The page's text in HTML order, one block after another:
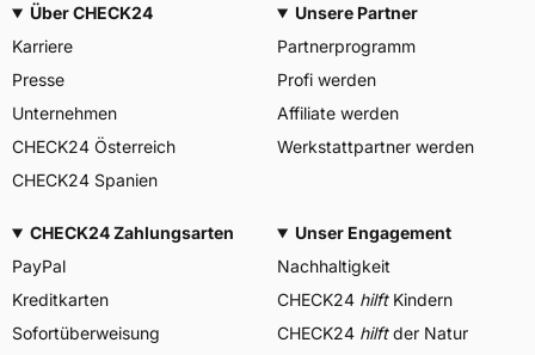
Über CHECK24
Karriere
Presse
Unternehmen
CHECK24 Österreich
CHECK24 Spanien
Unsere Partner
Partnerprogramm
Profi werden
Affiliate werden
Werkstattpartner werden
CHECK24 Zahlungsarten
PayPal
Kreditkarten
Sofortüberweisung
Unser Engagement
Nachhaltigkeit
CHECK24 hilftKindern
CHECK24 hilftder Natur